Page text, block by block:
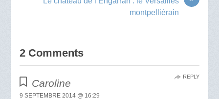
montpelliérain
2 Comments
Caroline
9 SEPTEMBRE 2014 @ 16:29
REPLY